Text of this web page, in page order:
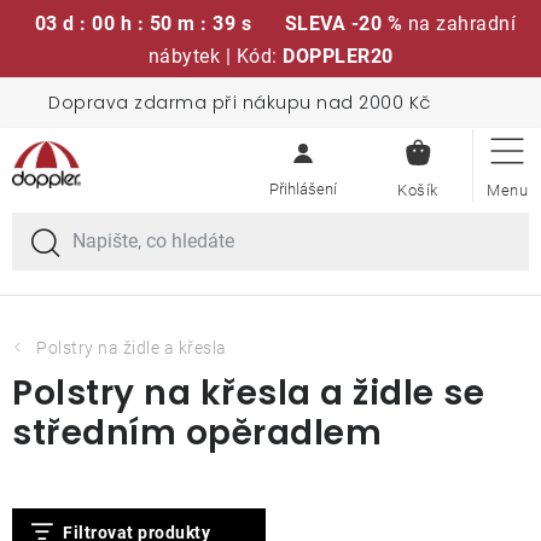
03 d : 00 h : 50 m : 38 s SLEVA -20 % na zahradní
nábytek | Kód: DOPPLER20
obsah
Doprava zdarma při nákupu nad 2000 Kč
KOŠÍK
Sedací soupravy
Slunečníky
Křesla a židle
Stoly
Polstry na židle a křesla
Polstry na křesla a židle se
středním opěradlem
Filtrovat produkty
V